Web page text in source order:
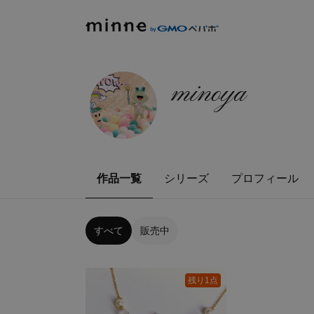
minoya
作品一覧 シリーズ プロフィール
すべて 販売中
残り1点